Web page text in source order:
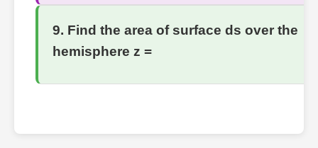
9. Find the area of surface ds over the
hemisphere z =